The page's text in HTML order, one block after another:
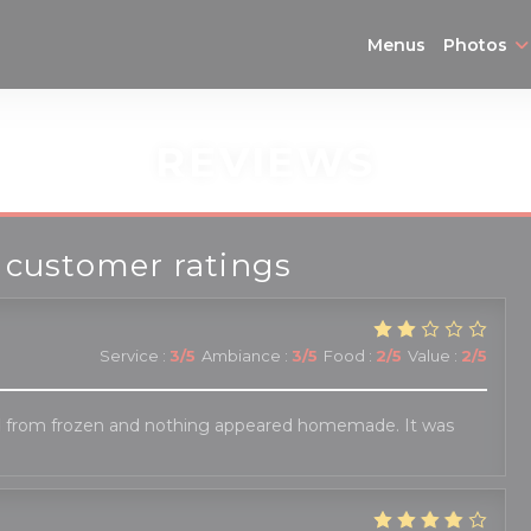
Menus Photos
customer ratings
Service : 3/5 Ambiance : 3/5 Food : 2/5 Value : 2/5
frozen and nothing appeared homemade. It was